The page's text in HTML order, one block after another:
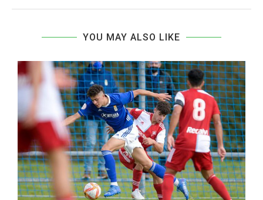
YOU MAY ALSO LIKE